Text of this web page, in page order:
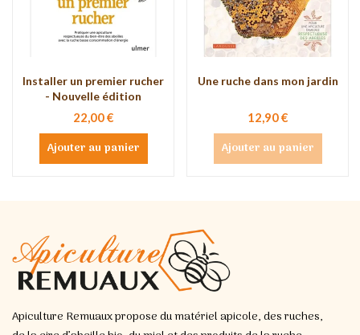
Installer un premier rucher
- Nouvelle édition
22,00 €
Ajouter au panier
Une ruche dans mon jardin
12,90 €
Ajouter au panier
Apiculture Remuaux propose du matériel apicole, des ruches,